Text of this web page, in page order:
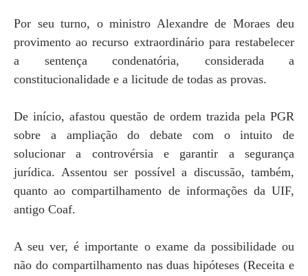
Por seu turno, o ministro Alexandre de Moraes deu
provimento ao recurso extraordinário para restabelecer
a sentença condenatória, considerada a
constitucionalidade e a licitude de todas as provas.
De início, afastou questão de ordem trazida pela PGR
sobre a ampliação do debate com o intuito de
solucionar a controvérsia e garantir a segurança
jurídica. Assentou ser possível a discussão, também,
quanto ao compartilhamento de informações da UIF,
antigo Coaf.
A seu ver, é importante o exame da possibilidade ou
não do compartilhamento nas duas hipóteses (Receita e